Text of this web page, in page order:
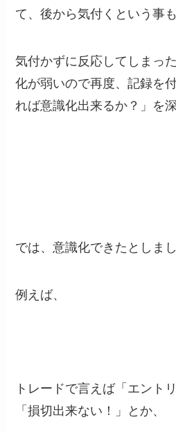
て、後から気付くという事
気付かずに反応してしまっ
化が弱いので再度、記録を
れば意識化出来るか？」を
では、意識化できたとしまし
例えば、
トレードで言えば「エント
「損切出来ない！」とか、